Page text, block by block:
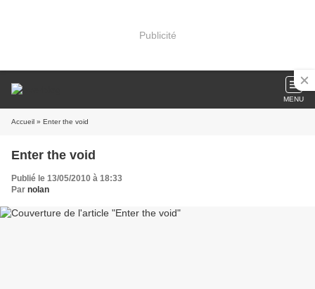
Publicité
MENU
Accueil » Enter the void
Enter the void
Publié le 13/05/2010 à 18:33
Par nolan